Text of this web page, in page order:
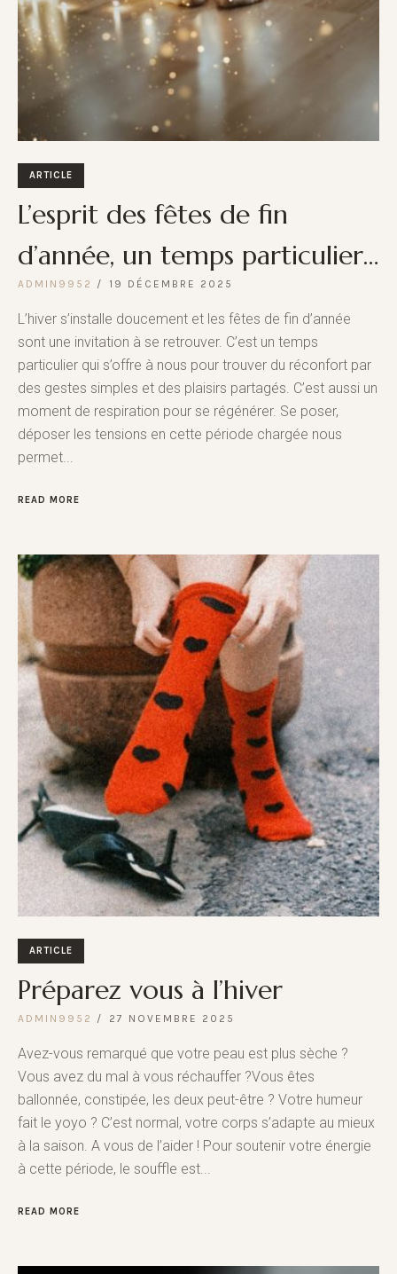
ARTICLE
L’esprit des fêtes de fin
d’année, un temps particulier…
ADMIN9952 19 DÉCEMBRE 2025
L’hiver s’installe doucement et les fêtes de fin d’année
sont une invitation à se retrouver. C’est un temps
particulier qui s’offre à nous pour trouver du réconfort par
des gestes simples et des plaisirs partagés. C’est aussi un
moment de respiration pour se régénérer. Se poser,
déposer les tensions en cette période chargée nous
permet...
READ MORE
ARTICLE
Préparez vous à l’hiver
ADMIN9952 27 NOVEMBRE 2025
Avez-vous remarqué que votre peau est plus sèche ?
Vous avez du mal à vous réchauffer ?Vous êtes
ballonnée, constipée, les deux peut-être ? Votre humeur
fait le yoyo ? C’est normal, votre corps s’adapte au mieux
à la saison. A vous de l’aider ! Pour soutenir votre énergie
à cette période, le souffle est...
READ MORE